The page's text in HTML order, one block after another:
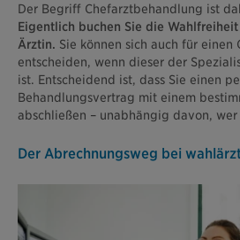
Der Begriff Chefarztbehandlung ist
Eigentlich buchen Sie die
Ärztin. Sie können sich auch für
entscheiden, wenn dieser der
ist. Entscheidend ist, dass Sie einen
Behandlungsvertrag mit einem
abschließen – unabhängig davon,
Der Abrechnungsweg bei